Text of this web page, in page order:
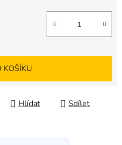
KOŠÍKU
Hlídat Sdílet